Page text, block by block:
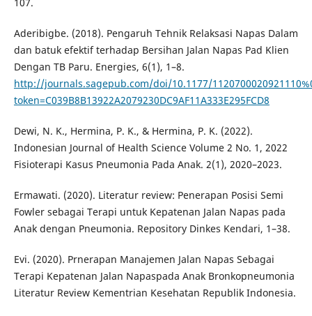
Aderibigbe. (2018). Pengaruh Tehnik Relaksasi Napas Dalam
dan batuk efektif terhadap Bersihan Jalan Napas Pad Klien
Dengan TB Paru. Energies, 6(1), 1–8.
http://journals.sagepub.com/doi/10.1177/
token=C039B8B13922A2079230DC9AF11A333E295FCD8
Dewi, N. K., Hermina, P. K., & Hermina, P. K. (2022).
Indonesian Journal of Health Science Volume 2 No. 1, 2022
Fisioterapi Kasus Pneumonia Pada Anak. 2(1), 2020–2023.
Ermawati. (2020). Literatur review: Penerapan Posisi Semi
Fowler sebagai Terapi untuk Kepatenan Jalan Napas pada
Anak dengan Pneumonia. Repository Dinkes Kendari, 1–38.
Evi. (2020). Prnerapan Manajemen Jalan Napas Sebagai
Terapi Kepatenan Jalan Napaspada Anak Bronkopneumonia
Literatur Review Kementrian Kesehatan Republik Indonesia.